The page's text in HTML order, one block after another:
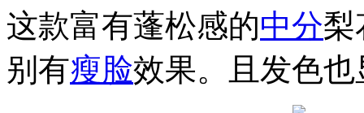
这款富有蓬松感的中分梨
别有瘦脸效果。且发色